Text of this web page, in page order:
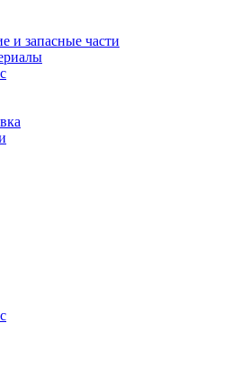
и запасные части